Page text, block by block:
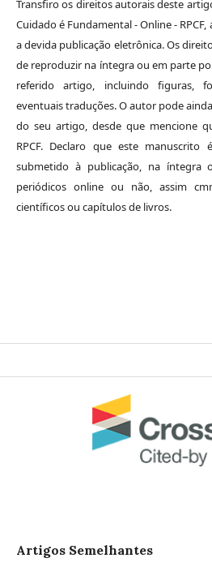
Transfiro os direitos autorais deste
Cuidado é Fundamental - Online -
a devida publicação eletrônica. Os
de reproduzir na íntegra ou em parte
referido artigo, incluindo figuras,
eventuais traduções. O autor pode
do seu artigo, desde que mencione
RPCF. Declaro que este
submetido à publicação, na íntegra
periódicos online ou não, assim
científicos ou capítulos de livros.
Artigos Semelhantes